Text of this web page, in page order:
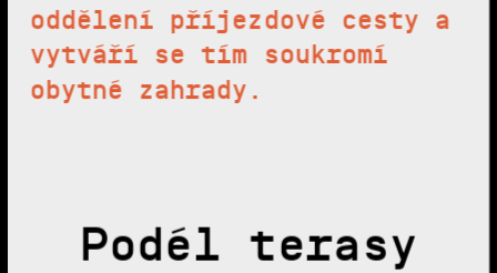
oddělení příjezdové cesty a
vytváří se tím soukromí
obytné zahrady.
Podél terasy